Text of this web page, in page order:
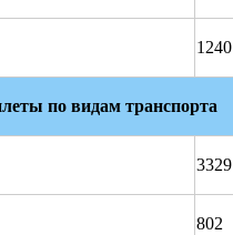
1240
по видам транспорта
3329
802